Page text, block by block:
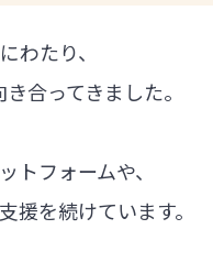
わたり、
合ってきました。
フォームや、
援を続けています。